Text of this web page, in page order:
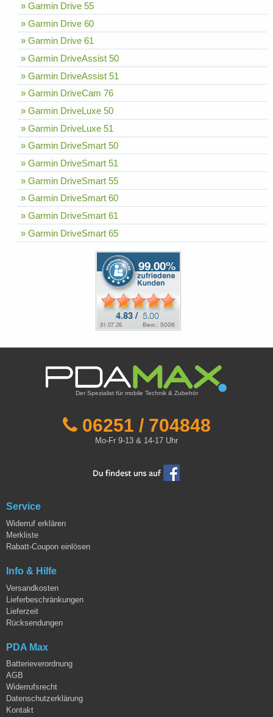
» Garmin Drive 55
» Garmin Drive 60
» Garmin Drive 61
» Garmin DriveAssist 50
» Garmin DriveAssist 51
» Garmin DriveCam 76
» Garmin DriveLuxe 50
» Garmin DriveLuxe 51
» Garmin DriveSmart 50
» Garmin DriveSmart 51
» Garmin DriveSmart 55
» Garmin DriveSmart 60
» Garmin DriveSmart 61
» Garmin DriveSmart 65
Der Spezialist für mobile Technik & Zubehör
06251 / 704848
Mo-Fr 9-13 & 14-17 Uhr
Service
Widerruf erklären
Merkliste
Rabatt-Coupon einlösen
Info & Hilfe
Versandkosten
Lieferbeschränkungen
Lieferzeit
Rücksendungen
PDA Max
Batterieverordnung
AGB
Widerrufsrecht
Datenschutzerklärung
Kontakt